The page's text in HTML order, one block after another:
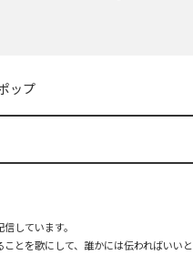
ップ
しています。
とを歌にして、誰かには伝わればいい